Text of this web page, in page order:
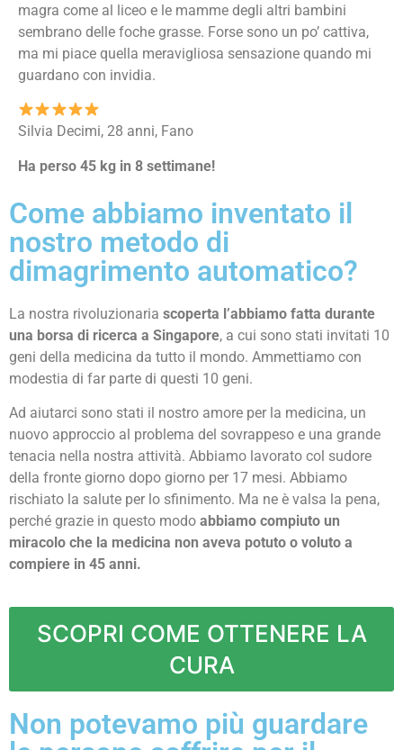
magra come al liceo e le mamme degli altri bambini
sembrano delle foche grasse. Forse sono un po’ cattiva,
ma mi piace quella meravigliosa sensazione quando mi
guardano con invidia.
Silvia Decimi, 28 anni, Fano
Ha perso 45 kg in 8 settimane!
Come abbiamo inventato il
nostro metodo di
dimagrimento automatico?
La nostra rivoluzionaria scoperta l’abbiamo fatta durante
una borsa di ricerca a Singapore, a cui sono stati invitati 10
geni della medicina da tutto il mondo. Ammettiamo con
modestia di far parte di questi 10 geni.
Ad aiutarci sono stati il nostro amore per la medicina, un
nuovo approccio al problema del sovrappeso e una grande
tenacia nella nostra attività. Abbiamo lavorato col sudore
della fronte giorno dopo giorno per 17 mesi. Abbiamo
rischiato la salute per lo sfinimento. Ma ne è valsa la pena,
perché grazie in questo modo abbiamo compiuto un
miracolo che la medicina non aveva potuto o voluto a
compiere in 45 anni.
SCOPRI COME OTTENERE LA
CURA
Non potevamo più guardare